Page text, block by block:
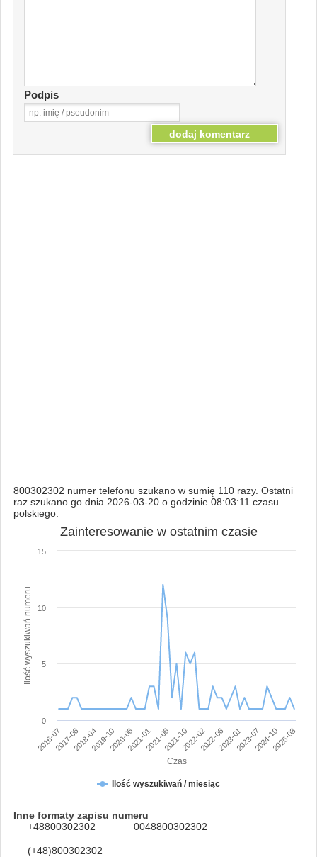
Podpis
800302302 numer telefonu szukano w sumię 110 razy. Ostatni
raz szukano go dnia 2026-03-20 o godzinie 08:03:11 czasu
polskiego.
Czas
Ilość wyszukiwań numeru
Zainteresowanie w ostatnim czasie
Ilość wyszukiwań / miesiąc
2016-07 2019-10 2021-06 2022-06 2024-10
2017-062018-04 2020-062021-01 2021-102022-02 2023-012023-07 2026-03
0
10
5
15
Inne formaty zapisu numeru
+48800302302
0048800302302
(+48)800302302